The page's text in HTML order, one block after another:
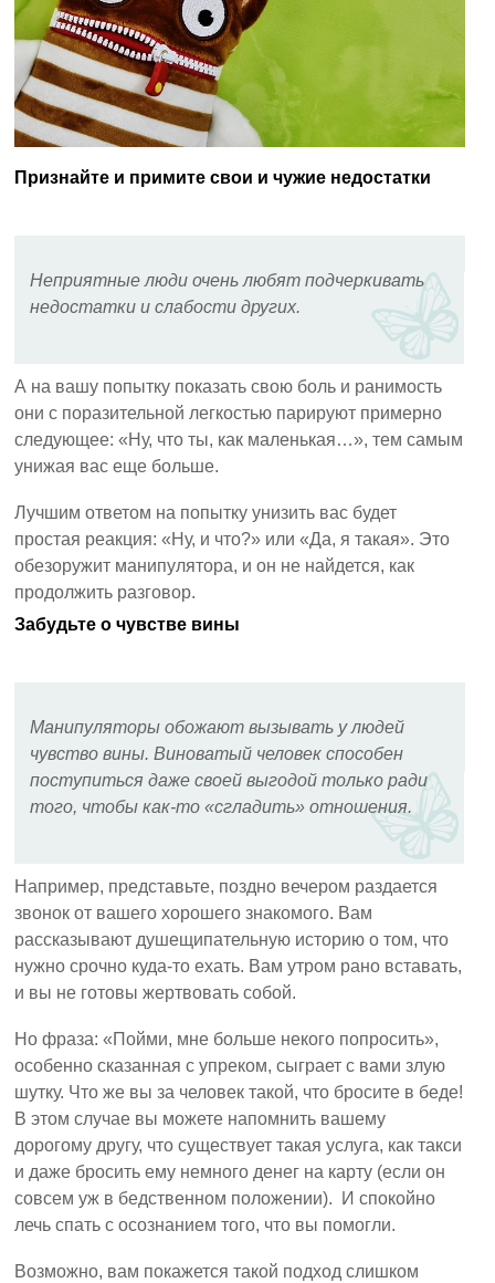
Признайте и примите свои и чужие недостатки
Неприятные люди очень любят подчеркивать
недостатки и слабости других.
А на вашу попытку показать свою боль и ранимость
они с поразительной легкостью парируют примерно
следующее: «Ну, что ты, как маленькая…», тем самым
унижая вас еще больше.
Лучшим ответом на попытку унизить вас будет
простая реакция: «Ну, и что?» или «Да, я такая». Это
обезоружит манипулятора, и он не найдется, как
продолжить разговор.
Забудьте о чувстве вины
Манипуляторы обожают вызывать у людей
чувство вины. Виноватый человек способен
поступиться даже своей выгодой только ради
того, чтобы как-то «сгладить» отношения.
Например, представьте, поздно вечером раздается
звонок от вашего хорошего знакомого. Вам
рассказывают душещипательную историю о том, что
нужно срочно куда-то ехать. Вам утром рано вставать,
и вы не готовы жертвовать собой.
Но фраза: «Пойми, мне больше некого попросить»,
особенно сказанная с упреком, сыграет с вами злую
шутку. Что же вы за человек такой, что бросите в беде!
В этом случае вы можете напомнить вашему
дорогому другу, что существует такая услуга, как такси
и даже бросить ему немного денег на карту (если он
совсем уж в бедственном положении). И спокойно
лечь спать с осознанием того, что вы помогли.
Возможно, вам покажется такой подход слишком